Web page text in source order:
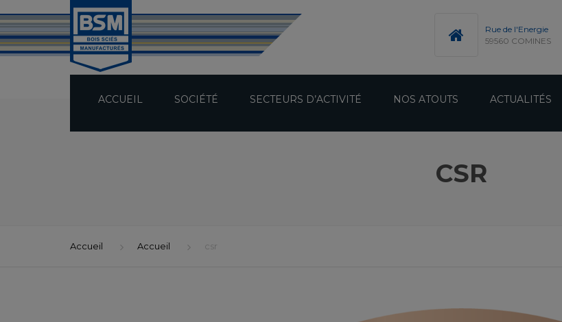
Rue de l'Energie
59560 COMINES
ACCUEIL SOCIÉTÉ SECTEURS D’ACTIVITÉ NOS ATOUTS ACTUALITÉS
CSR
Accueil Accueil csr